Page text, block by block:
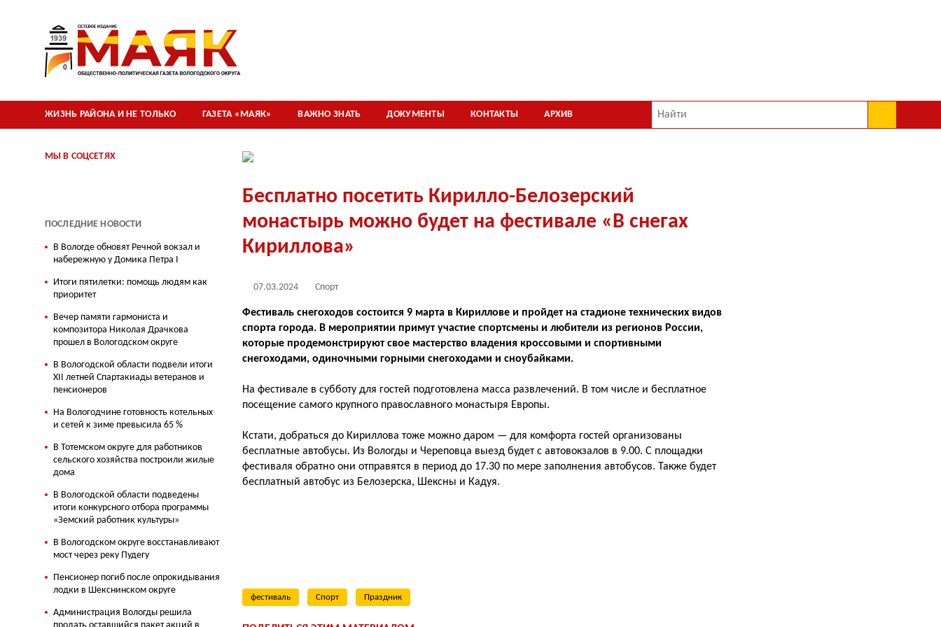
ЖИЗНЬ РАЙОНА И НЕ ТОЛЬКО ГАЗЕТА «МАЯК» ВАЖНО ЗНАТЬ ДОКУМЕНТЫ КОНТАКТЫ АРХИВ
Бесплатно посетить Кирилло-Белозерский
монастырь можно будет на фестивале «В снегах
Кириллова»
07.03.2024 Спорт
Фестиваль снегоходов состоится 9 марта в Кириллове и пройдет на стадионе технических видов
спорта города. В мероприятии примут участие спортсмены и любители из регионов России,
которые продемонстрируют свое мастерство владения кроссовыми и спортивными
снегоходами, одиночными горными снегоходами и сноубайками.
На фестивале в субботу для гостей подготовлена масса развлечений. В том числе и бесплатное
посещение самого крупного православного монастыря Европы.
Кстати, добраться до Кириллова тоже можно даром — для комфорта гостей организованы
бесплатные автобусы. Из Вологды и Череповца выезд будет с автовокзалов в 9.00. С площадки
фестиваля обратно они отправятся в период до 17.30 по мере заполнения автобусов. Также будет
бесплатный автобус из Белозерска, Шексны и Кадуя.
фестиваль Спорт Праздник
МЫ В СОЦСЕТЯХ
ПОСЛЕДНИЕ НОВОСТИ
В Вологде обновят Речной вокзал и
набережную у Домика Петра I
Итоги пятилетки: помощь людям как
приоритет
Вечер памяти гармониста и
композитора Николая Драчкова
прошел в Вологодском округе
В Вологодской области подвели итоги
XII летней Спартакиады ветеранов и
пенсионеров
На Вологодчине готовность котельных
и сетей к зиме превысила 65 %
В Тотемском округе для работников
сельского хозяйства построили жилые
дома
В Вологодской области подведены
итоги конкурсного отбора программы
«Земский работник культуры»
В Вологодском округе восстанавливают
мост через реку Пудегу
Пенсионер погиб после опрокидывания
лодки в Шекснинском округе
Администрация Вологды решила